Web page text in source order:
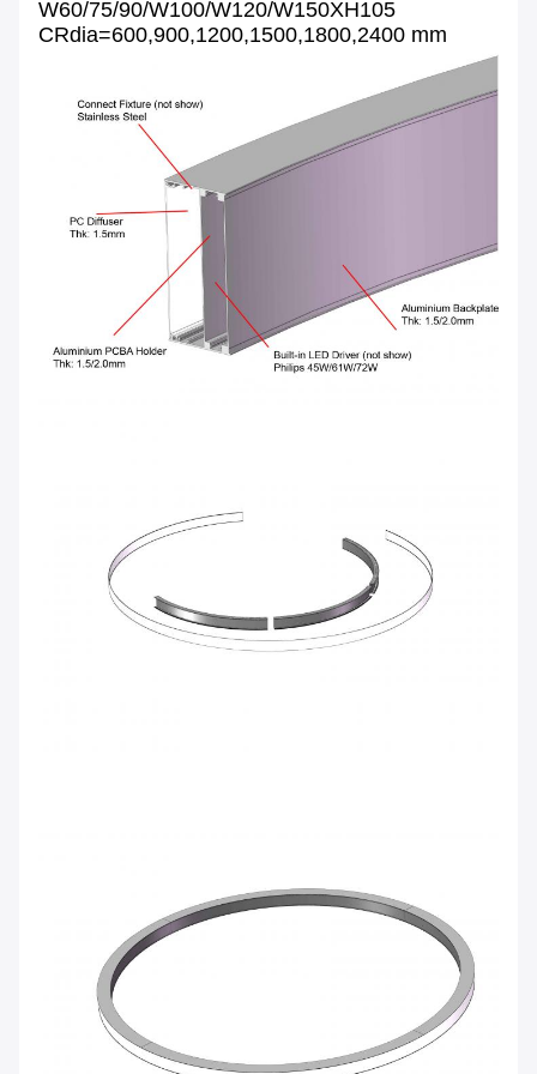
W60/75/90/W100/W120/W150XH105
CRdia=600,900,1200,1500,1800,2400 mm